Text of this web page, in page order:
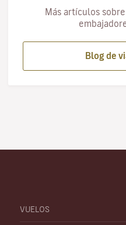
Más artículos
Blog de
VUELOS